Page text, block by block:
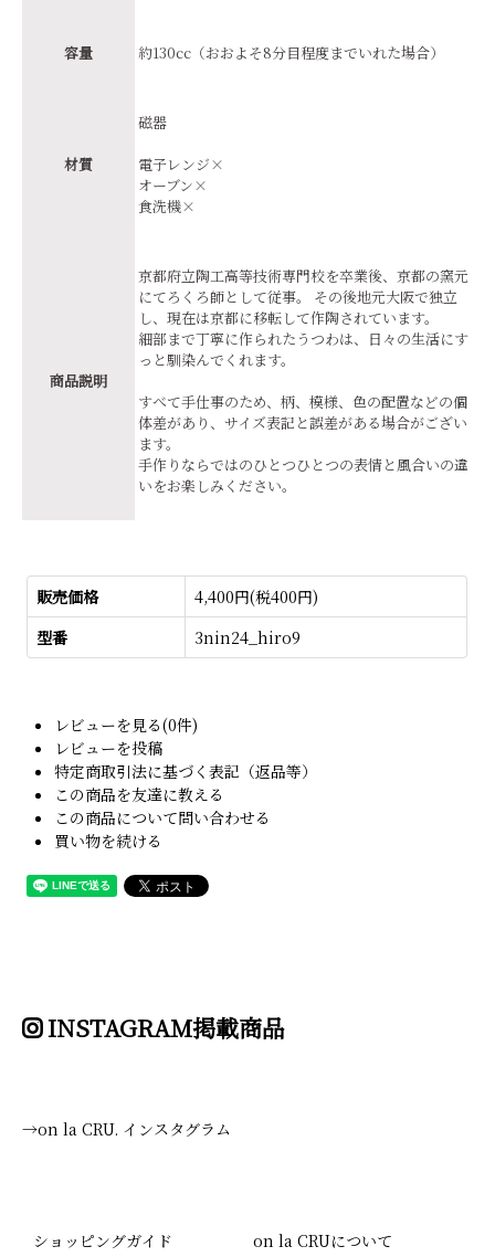
容量 約130cc（おおよそ8分目程度までいれた場合）
材質
磁器
電子レンジ×
オーブン×
食洗機×
商品説明
京都府立陶工高等技術専門校を卒業後、京都の窯元
にてろくろ師として従事。 その後地元大阪で独立
し、現在は京都に移転して作陶されています。
細部まで丁寧に作られたうつわは、日々の生活にす
っと馴染んでくれます。
すべて手仕事のため、柄、模様、色の配置などの個
体差があり、サイズ表記と誤差がある場合がござい
ます。
手作りならではのひとつひとつの表情と風合いの違
いをお楽しみください。
販売価格
4,400円(税400円)
型番
3nin24_hiro9
レビューを見る(0件)
レビューを投稿
特定商取引法に基づく表記（返品等）
この商品を友達に教える
この商品について問い合わせる
買い物を続ける
INSTAGRAM掲載商品
→on la CRU. インスタグラム
ショッピングガイド on la CRUについて